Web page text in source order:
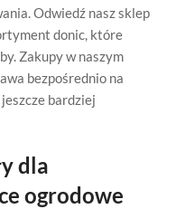
Odwiedź nasz sklep
donic, które
Zakupy w naszym
bezpośrednio na
bardziej
dla
ogrodowe